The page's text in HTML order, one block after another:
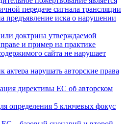
передаче сигнала трансляции
предъявление иска о нарушении
доктрина утверждаемой
и пример на практике
сайта не нарушает
нарушать авторские права
директивы ЕС об авторском
определения 5 ключевых фокус